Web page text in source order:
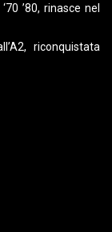
’80, rinasce nel
riconquistata